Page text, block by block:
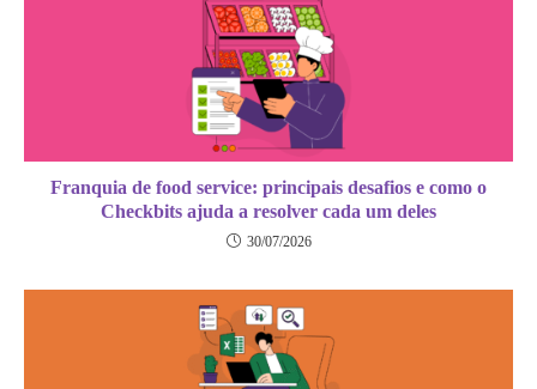
Franquia de food service: principais desafios e como o
Checkbits ajuda a resolver cada um deles
30/07/2026